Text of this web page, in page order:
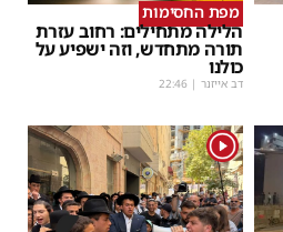
מפת החסימות
הלילה מתחילים: רחוב עזרת
תורה מתחדש, וזה ישפיע על
כולנו
דב אייזנר |
22:46
1